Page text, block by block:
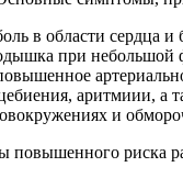
в области сердца и
при небольшой
аритмиии, а
и
риска